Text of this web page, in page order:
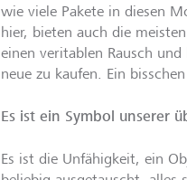
wie viele Pakete in diesen
hier, bieten auch die
einen veritablen Rausch
neue zu kaufen. Ein
Es ist ein Symbol unserer
Es ist die Unfähigkeit, ein